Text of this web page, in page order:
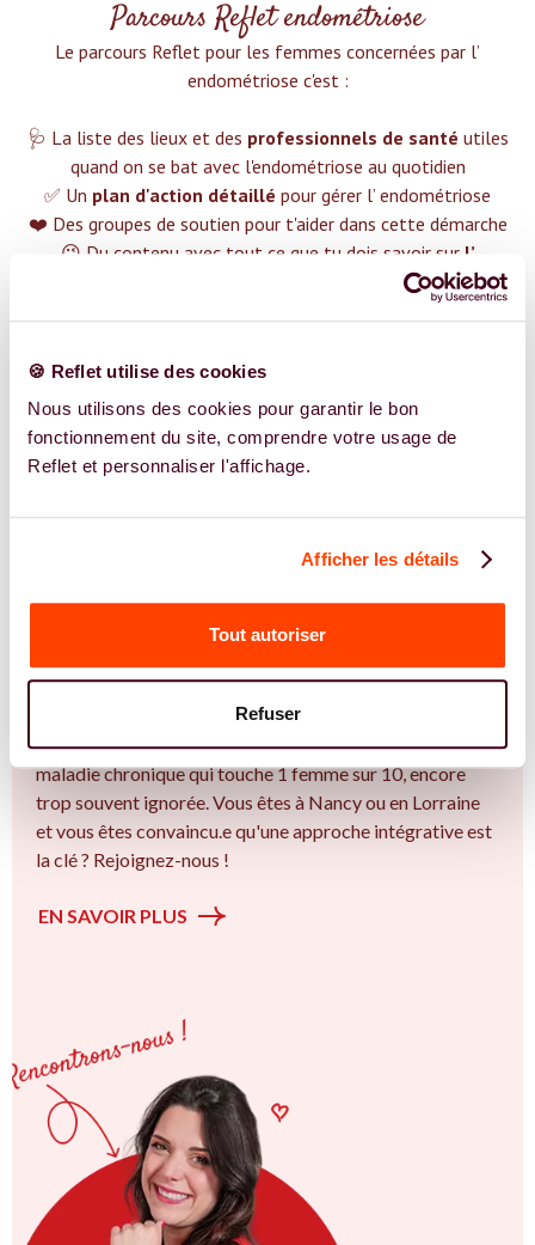
🍪 Reflet utilise des cookies
Nous utilisons des cookies pour garantir le bon
fonctionnement du site, comprendre votre usage de
Reflet et personnaliser l'affichage.
Afficher les détails
Tout autoriser
Refuser
Parcours Reflet endométriose
Le parcours Reflet pour les femmes concernées par l’
endométriose c'est :‍
🩺 La liste des lieux et des professionnels de santé utiles
quand on se bat avec l'endométriose au quotidien
✅ Un plan d'action détaillé pour gérer l’ endométriose
❤️ Des groupes de soutien pour t'aider dans cette démarche
😉 Du contenu avec tout ce que tu dois savoir sur l’
Vous êtes Sage Femme expert.e.s en
Vous êtes Sage Femme spécialiste dans dans
l'accompagnement des femmes et des couples sur la
thématique de la fertilité et particulièrement sur l’ Une
maladie chronique qui touche 1 femme sur 10, encore
trop souvent ignorée. Vous êtes à Nancy ou en Lorraine
et vous êtes convaincu.e qu'une approche intégrative est
la clé ? Rejoignez-nous !
EN SAVOIR PLUS